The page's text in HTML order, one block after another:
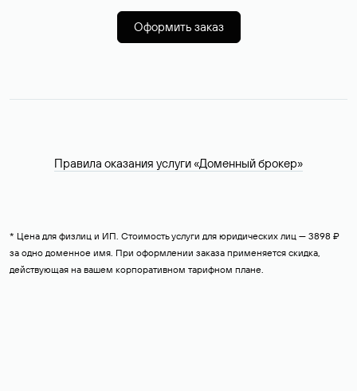
Оформить заказ
Правила оказания услуги «Доменный брокер»
* Цена для физлиц и ИП. Стоимость услуги для юридических лиц — 3898 ₽
за одно доменное имя. При оформлении заказа применяется скидка,
действующая на вашем корпоративном тарифном плане.